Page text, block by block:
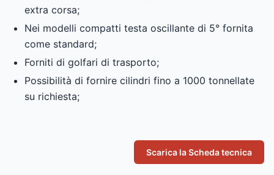
extra corsa;
Nei modelli compatti testa oscillante di 5° fornita
come standard;
Forniti di golfari di trasporto;
Possibilità di fornire cilindri fino a 1000 tonnellate
su richiesta;
Scarica la Scheda tecnica